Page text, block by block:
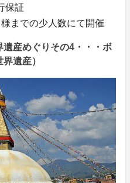
保証
までの少人数にて開催
遺産めぐりその4・・・ボ
遺産）